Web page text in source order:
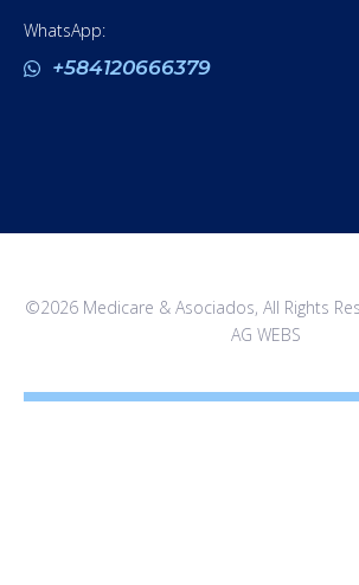
WhatsApp:
+584120666379
©2026 Medicare & Asociados, All Rights
AG WEBS